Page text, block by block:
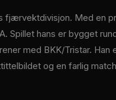
fjærvektdivisjon. Med en
Spillet hans er bygget
med BKK/Tristar. Han
og en farlig